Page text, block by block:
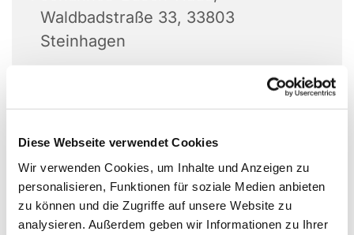
Diese Webseite verwendet Cookies
Wir verwenden Cookies, um Inhalte und Anzeigen zu
personalisieren, Funktionen für soziale Medien anbieten
zu können und die Zugriffe auf unsere Website zu
analysieren. Außerdem geben wir Informationen zu Ihrer
Waldbadstraße 33, 33803
Steinhagen